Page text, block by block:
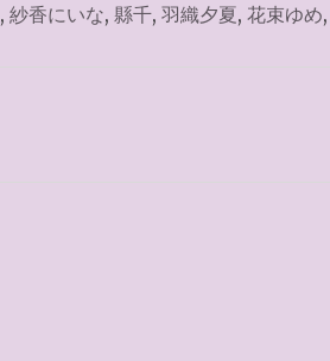
, 紗香にいな, 縣千, 羽織夕夏, 花束ゆめ,